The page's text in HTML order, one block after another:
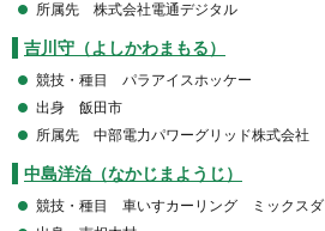
所属先 株式会社電通デジタル
吉川守（よしかわまもる）
競技・種目 パラアイスホッケー
出身 飯田市
所属先 中部電力パワーグリッド株式会社
中島洋治（なかじまようじ）
競技・種目 車いすカーリング ミックスダ